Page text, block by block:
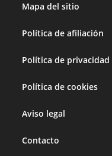
Mapa del sitio
Política de afiliación
Política de privacidad
Política de cookies
Aviso legal
Contacto